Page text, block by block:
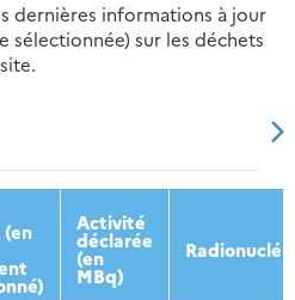
dernières informations à jour
sélectionnée) sur les déchets
2015 2016
Activité
déclarée
(en
MBq)